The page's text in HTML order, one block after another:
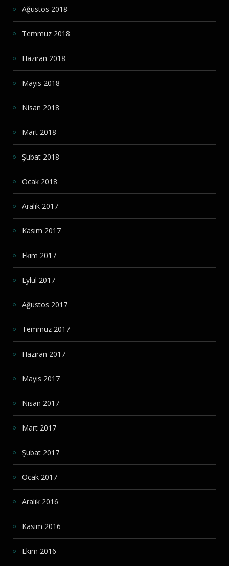
Ağustos 2018
Temmuz 2018
Haziran 2018
Mayıs 2018
Nisan 2018
Mart 2018
Şubat 2018
Ocak 2018
Aralık 2017
Kasım 2017
Ekim 2017
Eylül 2017
Ağustos 2017
Temmuz 2017
Haziran 2017
Mayıs 2017
Nisan 2017
Mart 2017
Şubat 2017
Ocak 2017
Aralık 2016
Kasım 2016
Ekim 2016